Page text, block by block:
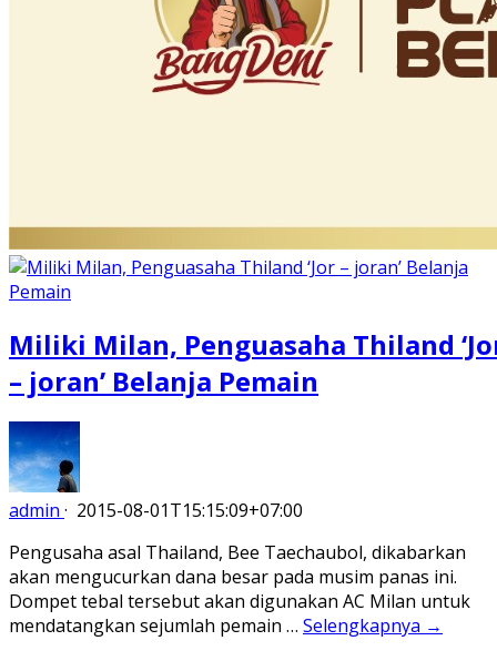
Miliki Milan, Penguasaha Thiland
– joran’ Belanja Pemain
admin · 2015-08-01T15:15:09+07:00
Pengusaha asal Thailand, Bee Taechaubol, dikabarkan
akan mengucurkan dana besar pada musim panas ini.
Dompet tebal tersebut akan digunakan AC Milan untuk
mendatangkan sejumlah pemain … Selengkapnya →